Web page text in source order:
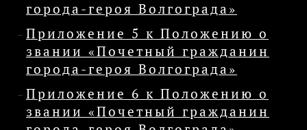
города-героя Волгограда»
Приложение 5 к Положению о
звании «Почетный гражданин
города-героя Волгограда»
Приложение 6 к Положению о
звании «Почетный гражданин